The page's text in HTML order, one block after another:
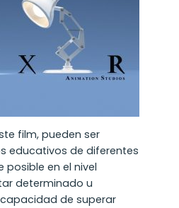
film, pueden ser
educativos de diferentes
posible en el nivel
determinado u
de superar